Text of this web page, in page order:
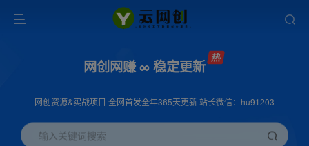
网创网赚 ∞ 稳定更新
网创资源&实战项目 全网首发全年365天更新 站长微信：hu91203
输入关键词搜索